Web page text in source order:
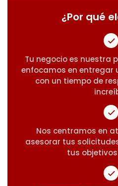
¿Por qué
Tu negocio es nuestra
enfocamos en entregar
con un tiempo de
Nos centramos en
asesorar tus
tus